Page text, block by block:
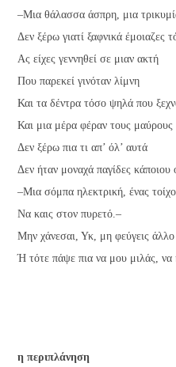
–Μια θάλασσα άσπρη, μια
Δεν ξέρω γιατί ξαφνικά έμοιαζες
Ας είχες γεννηθεί σε μιαν ακτή
Που παρεκεί γινόταν λίμνη
Και τα δέντρα τόσο ψηλά που
Και μια μέρα φέραν τους μαύρους
Δεν ξέρω πια τι απ’ όλ’ αυτά
Δεν ήταν μοναχά παγίδες κάποιου
–Μια σόμπα ηλεκτρική, ένας
Να καις στον πυρετό.–
Μην χάνεσαι, Υκ, μη φεύγεις άλλο
Ή τότε πάψε πια να μου μιλάς, να
η περιπλάνηση